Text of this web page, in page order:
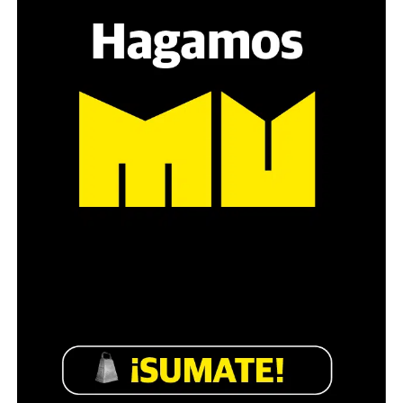
mamá de Lucía Pérez
“Estamos como el día 1”. La frase de la madre de la joven
asesinada en 2016 remite a aquel año: cuando
es a través del interrogante, que puedan encarnar la
pregunta», comparte Gonzalo, de 41 años.